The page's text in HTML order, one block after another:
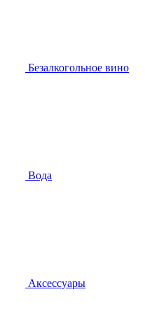
Безалкогольное вино
Вода
Аксессуары